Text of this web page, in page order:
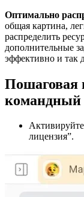
Оптимально
общая картина,
распределить
дополнительные
эффективно и так
Пошаговая
командный
лицензия”.